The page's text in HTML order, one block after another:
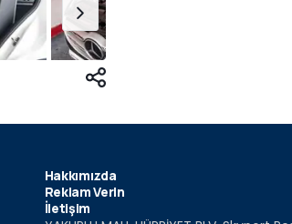
Hakkımızda
Reklam Verin
İletişim